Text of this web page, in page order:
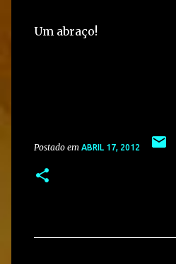
Um abraço!
Postado em ABRIL 17, 2012